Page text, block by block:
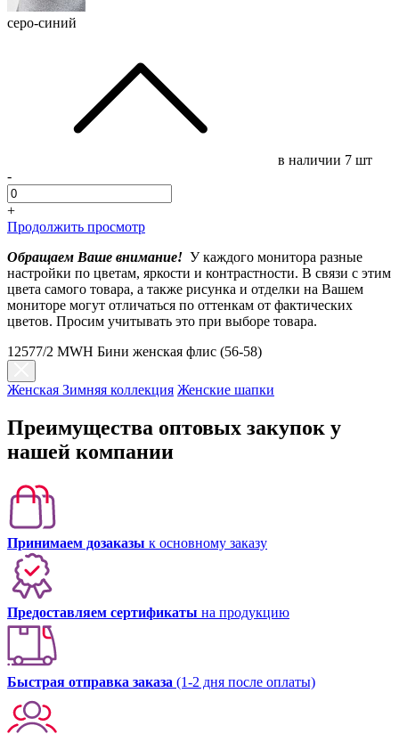
серо-синий
в наличии 7 шт
-
+
Продолжить просмотр
Обращаем Ваше внимание! У каждого монитора разные
настройки по цветам, яркости и контрастности. В связи с этим
цвета самого товара, а также рисунка и отделки на Вашем
мониторе могут отличаться по оттенкам от фактических
цветов. Просим учитывать это при выборе товара.
12577/2 MWH Бини женская флис (56-58)
Женская Зимняя коллекция Женские шапки
Преимущества оптовых закупок у
нашей компании
Принимаем дозаказы к основному заказу
Предоставляем сертификаты на продукцию
Быстрая отправка заказа (1-2 дня после оплаты)